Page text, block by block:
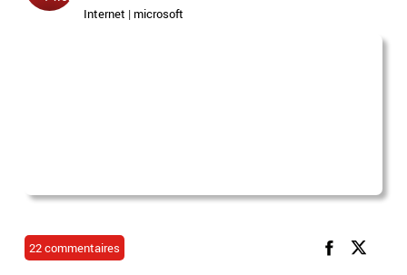
Internet |microsoft
22 commentaires